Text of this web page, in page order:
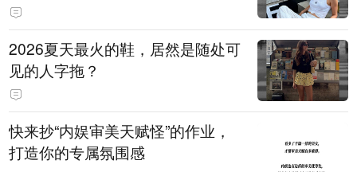
2026夏天最火的鞋，居然是随处可
见的人字拖？
快来抄“内娱审美天赋怪”的作业，
打造你的专属氛围感